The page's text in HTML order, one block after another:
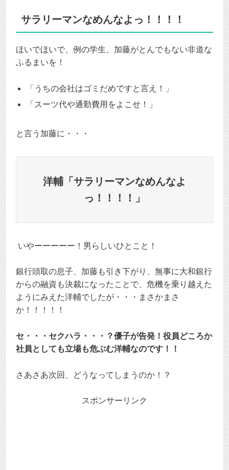
サラリーマンなめんなよっ！！！！
ほいでほいで、例の学生、加藤がとんでもない非道な
ふるまいを！
「うちの会社はゴミだめですと言え！」
「スーツ代や通勤費用をよこせ！」
と言う加藤に・・・
洋輔「サラリーマンなめんなよ
っ！！！！」
いやーーーーー！男らしいひとこと！
銀行頭取の息子、加藤も引き下がり、無事に大和銀行
からの融資も決裁になったことで、危機を乗り越えた
ようにみえた洋輔でしたが・・・まさかまさ
か！！！！！
セ・・・セクハラ・・・？優子が告発！役員どころか
社員としても立場も危ぶむ洋輔なのです！！
さあさあ次回、どうなってしまうのか！？
スポンサーリンク